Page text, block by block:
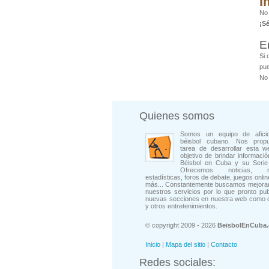
Si
Quienes somos
Somos un equipo de
béisbol cubano. Nos
tarea de desarrollar esta
objetivo de brindar
Béisbol en Cuba y su Serie
Ofrecemos noticias,
estadísticas, foros de debate, juegos
más... Constantemente buscamos
nuestros servicios por lo que pronto
nuevas secciones en nuestra web como
y otros entretenimientos.
© copyright 2009 - 2026
Inicio | Mapa del sitio | Contacto
Redes sociales: